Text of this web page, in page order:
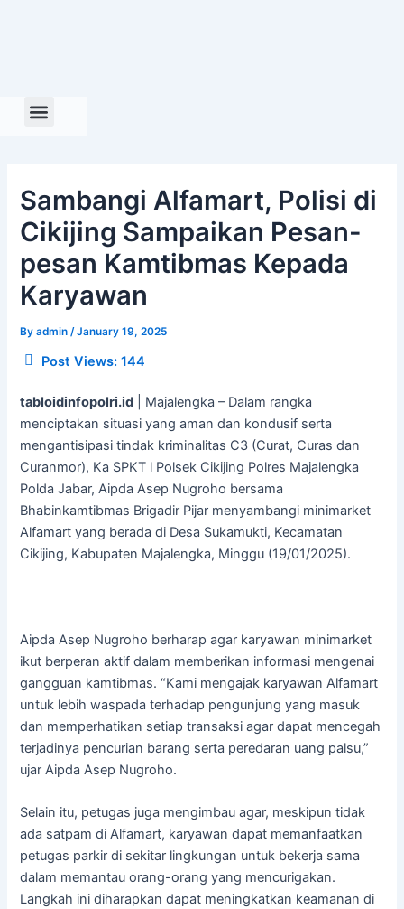
Sambangi Alfamart, Polisi di
Cikijing Sampaikan Pesan-
pesan Kamtibmas Kepada
Karyawan
Byadmin /January 19, 2025
Post Views: 144
tabloidinfopolri.id | Majalengka – Dalam rangka
menciptakan situasi yang aman dan kondusif serta
mengantisipasi tindak kriminalitas C3 (Curat, Curas dan
Curanmor), Ka SPKT l Polsek Cikijing Polres Majalengka
Polda Jabar, Aipda Asep Nugroho bersama
Bhabinkamtibmas Brigadir Pijar menyambangi minimarket
Alfamart yang berada di Desa Sukamukti, Kecamatan
Cikijing, Kabupaten Majalengka, Minggu (19/01/2025).
Aipda Asep Nugroho berharap agar karyawan minimarket
ikut berperan aktif dalam memberikan informasi mengenai
gangguan kamtibmas. “Kami mengajak karyawan Alfamart
untuk lebih waspada terhadap pengunjung yang masuk
dan memperhatikan setiap transaksi agar dapat mencegah
terjadinya pencurian barang serta peredaran uang palsu,”
ujar Aipda Asep Nugroho.
Selain itu, petugas juga mengimbau agar, meskipun tidak
ada satpam di Alfamart, karyawan dapat memanfaatkan
petugas parkir di sekitar lingkungan untuk bekerja sama
dalam memantau orang-orang yang mencurigakan.
Langkah ini diharapkan dapat meningkatkan keamanan di